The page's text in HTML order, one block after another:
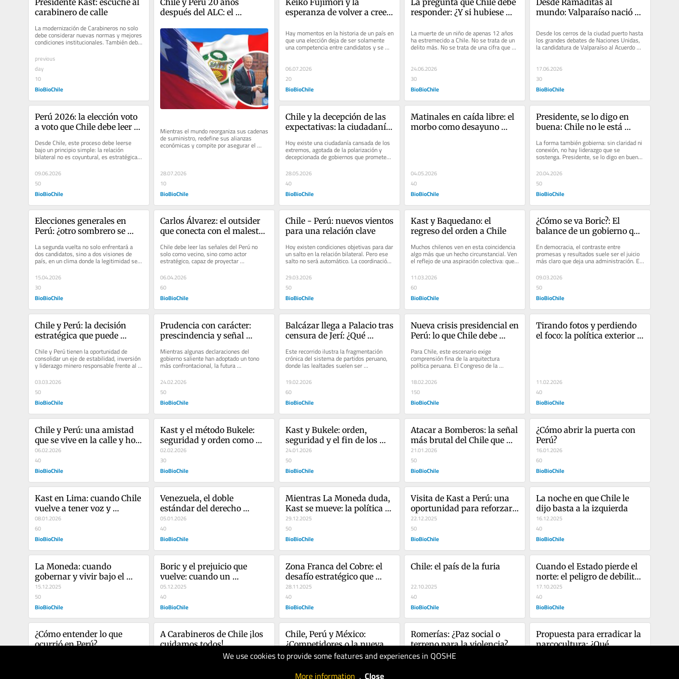
We use cookies to provide some features and experiences in QOSHE
More information . Close
carabinero de calle
La modernización de Carabineros no solo
debe considerar nuevas normas y mejores
condiciones institucionales. También debe
previous
day
10
BioBioChile
después del ALC: el
tercer capítulo de su
integración
Mientras el mundo reorganiza sus cadenas
de suministro, redefine sus alianzas
económicas y compite por asegurar el
acceso a minerales estratégicos,...
28.07.2026
10
BioBioChile
esperanza de volver a creer
Hay momentos en la historia de un país en
que una elección deja de ser solamente
una competencia entre candidatos y se
convierte en una expresión...
06.07.2026
20
BioBioChile
responder: ¿Y si hubiese
La muerte de un niño de apenas 12 años
ha estremecido a Chile. No se trata de un
delito más. No se trata de una cifra que se
24.06.2026
30
BioBioChile
mundo: Valparaíso nació
humanidad
Desde los cerros de la ciudad puerto hasta
los grandes debates de Naciones Unidas,
la candidatura de Valparaíso al Acuerdo
Biodiversity Beyond...
17.06.2026
30
BioBioChile
Perú 2026: la elección voto
a voto que Chile debe leer
inteligencia estratégica
Desde Chile, este proceso debe leerse
bajo un principio simple: la relación
bilateral no es coyuntural, es estratégica.
La elección presidencial en...
09.06.2026
50
BioBioChile
Chile y la decepción de las
expectativas: la ciudadanía
incoherencia
Hoy existe una ciudadanía cansada de los
extremos, agotada de la polarización y
decepcionada de gobiernos que prometen
cambios estructurales, pero...
28.05.2026
40
BioBioChile
Matinales en caída libre: el
morbo como desayuno
04.05.2026
40
BioBioChile
Presidente, se lo digo en
buena: Chile no le está
La forma también gobierna: sin claridad ni
conexión, no hay liderazgo que se
sostenga. Presidente, se lo digo en buena.
Y también a quienes lo...
20.04.2026
50
BioBioChile
Elecciones generales en
Perú: ¿otro sombrero se
La segunda vuelta no solo enfrentará a
dos candidatos, sino a dos visiones de
país, en un clima donde la legitimidad será
tan importante como el...
15.04.2026
30
BioBioChile
Carlos Álvarez: el outsider
que conecta con el malestar
Chile debe leer las señales del Perú no
solo como vecino, sino como actor
estratégico, capaz de proyectar
cooperación y estabilidad en la región....
06.04.2026
60
BioBioChile
Chile - Perú: nuevos vientos
para una relación clave
Hoy existen condiciones objetivas para dar
un salto en la relación bilateral. Pero ese
salto no será automático. La coordinación
29.03.2026
50
BioBioChile
Kast y Baquedano: el
regreso del orden a Chile
Muchos chilenos ven en esta coincidencia
algo más que un hecho circunstancial. Ven
el reflejo de una aspiración colectiva: que
Chile vuelva a ser un...
11.03.2026
60
BioBioChile
¿Cómo se va Boric?: El
balance de un gobierno que
En democracia, el contraste entre
promesas y resultados suele ser el juicio
más claro que deja una administración. El
presidente Gabriel Boric...
09.03.2026
50
BioBioChile
Chile y Perú: la decisión
estratégica que puede
minero
Chile y Perú tienen la oportunidad de
consolidar un eje de estabilidad, inversión
y liderazgo minero responsable frente al
mundo. Chile y Perú...
03.03.2026
50
BioBioChile
Prudencia con carácter:
prescindencia y señal
Estados Unidos
Mientras algunas declaraciones del
gobierno saliente han adoptado un tono
más confrontacional, la futura
administración del presidente electo José...
24.02.2026
50
BioBioChile
Balcázar llega a Palacio tras
censura de Jerí: ¿Qué
Este recorrido ilustra la fragmentación
crónica del sistema de partidos peruano,
donde las lealtades suelen ser
19.02.2026
60
BioBioChile
Nueva crisis presidencial en
Perú: lo que Chile debe
Para Chile, este escenario exige
comprensión fina de la arquitectura
política peruana. El Congreso de la
República aprobó la censura de José...
18.02.2026
150
BioBioChile
Tirando fotos y perdiendo
el foco: la política exterior
11.02.2026
40
BioBioChile
Chile y Perú: una amistad
que se vive en la calle y hoy
exige decisiones
06.02.2026
40
BioBioChile
Kast y el método Bukele:
seguridad y orden como
carta de presentación
internacional
02.02.2026
30
BioBioChile
Kast y Bukele: orden,
seguridad y el fin de los
complejos en política
exterior
24.01.2026
50
BioBioChile
Atacar a Bomberos: la señal
más brutal del Chile que
arde
21.01.2026
50
BioBioChile
¿Cómo abrir la puerta con
Perú?
16.01.2026
60
BioBioChile
Kast en Lima: cuando Chile
vuelve a tener voz y
carácter en la relación con
Perú
08.01.2026
60
BioBioChile
Venezuela, el doble
estándar del derecho
internacional y la
intervención selectiva de
Boric
05.01.2026
40
BioBioChile
Mientras La Moneda duda,
Kast se mueve: la política
exterior que Chile llevaba
años esperando
29.12.2025
50
BioBioChile
Visita de Kast a Perú: una
oportunidad para reforzar
el eje estratégico con Lima
22.12.2025
50
BioBioChile
La noche en que Chile le
dijo basta a la izquierda
16.12.2025
40
BioBioChile
La Moneda: cuando
gobernar y vivir bajo el
mismo techo era parte de la
República
15.12.2025
50
BioBioChile
Boric y el prejuicio que
vuelve: cuando un
presidente hiere la
confianza que la economía
necesita
05.12.2025
40
BioBioChile
Zona Franca del Cobre: el
desafío estratégico que
Chile y Perú no pueden
postergar
28.11.2025
40
BioBioChile
Chile: el país de la furia
22.10.2025
40
BioBioChile
Cuando el Estado pierde el
norte: el peligro de debilitar
a las Fuerzas Armadas
17.10.2025
40
BioBioChile
¿Cómo entender lo que
ocurrió en Perú?
A Carabineros de Chile ¡los
cuidamos todos!
Chile, Perú y México:
¿Competidores o la nueva
OPEP del cobre?
17.09.2025
BioBioChile
Romerías: ¿Paz social o
terreno para la violencia?
11.09.2025
Propuesta para erradicar la
narcocultura: ¿Qué